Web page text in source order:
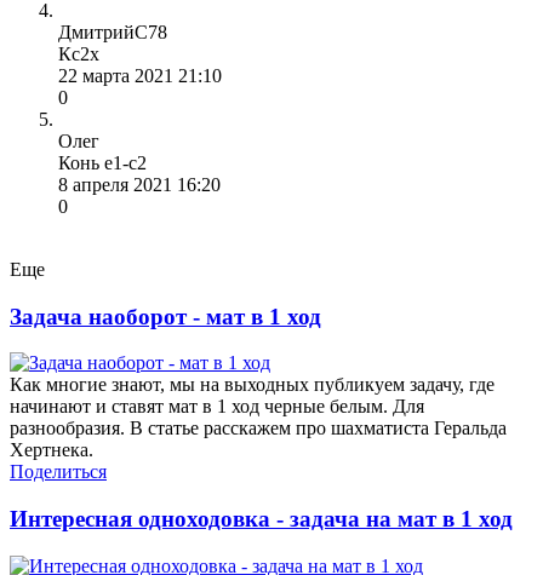
ДмитрийС78
Кс2х
22 марта 2021 21:10
0
Олег
Конь е1-с2
8 апреля 2021 16:20
0
Еще
Задача наоборот - мат в 1 ход
Как многие знают, мы на выходных публикуем задачу, где
начинают и ставят мат в 1 ход черные белым. Для
разнообразия. В статье расскажем про шахматиста Геральда
Хертнека.
Поделиться
Интересная одноходовка - задача на мат в 1 ход